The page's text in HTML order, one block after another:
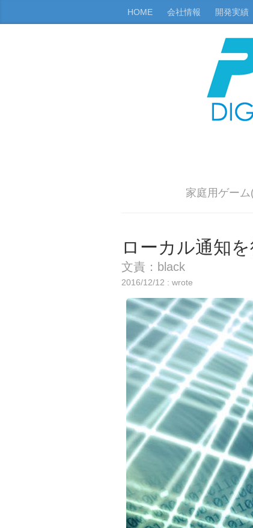
HOME 会社情報 開発実績
家庭用ゲー
ローカル通知を
文責：black
2016/12/12 : wrote